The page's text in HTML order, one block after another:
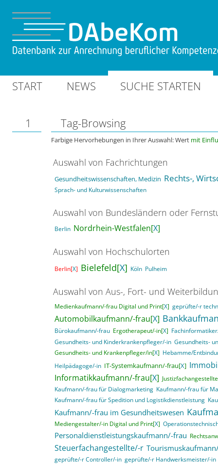
START NEWS SUCHE STARTEN
1 Tag-Browsing
Farbige Hervorhebungen in Ihrer Auswahl: Wert mit
Auswahl von Fachrichtungen
Gesundheitswissenschaften, Medizin Rechts-,
Sprach- und Kulturwissenschaften
Auswahl von Bundesländern oder
Berlin Nordrhein-Westfalen[X]
Auswahl von Hochschulorten
Berlin[X] Bielefeld[X] Köln Pulheim
Auswahl von Aus-, Fort- und
Medienkaufmann/-frau Digital und Print[X] geprüfte/-r
Automobilkaufmann/-frau[X]
Bürokaufmann/-frau Ergotherapeut/-in[X]
Gesundheits- und Kinderkrankenpfleger/-in Gesundheits-
Gesundheits- und Krankenpfleger/in[X] Hebamme/
Heilpädagoge/-in IT-Systemkaufmann/-frau[X]
Informatikkaufmann/-frau[X]
Kaufmann/-frau für Dialogmarketing Kaufmann/-frau für
Kaufmann/-frau für Spedition und Logistikdienstleistung
Kaufmann/-frau im Gesundheitswesen
Mediengestalter/-in Digital und Print[X]
Personaldienstleistungskaufmann/-frau
Steuerfachangestellte/-r
geprüfte/-r Controller/-in geprüfte/-r Handwerksmeister/-in